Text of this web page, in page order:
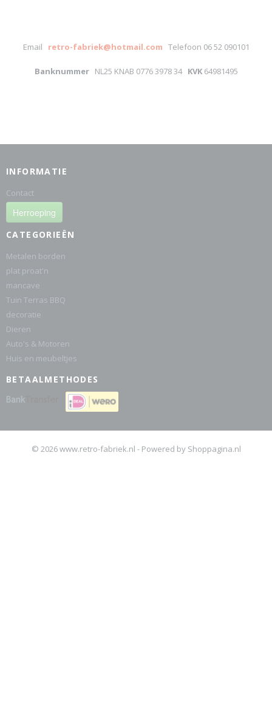
Email retro-fabriek@hotmail.com Telefoon 06 52 090101
Banknummer NL25 KNAB 0776 3978 34 KVK64981495
INFORMATIE
Contact
Herroeping
CATEGORIEËN
Metalen borden
plat proat'n
mancave
Tuin Terras BBQ
decoratie
Dieren
Auto's & Motoren
Huis en meubeltjes
BETAALMETHODES
© 2026 www.retro-fabriek.nl - Powered by Shoppagina.nl